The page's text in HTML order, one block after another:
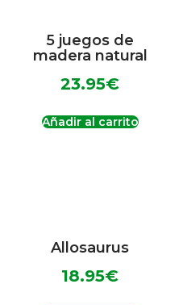
5 juegos de
madera natural
23.95€
Añadir al carrito
Allosaurus
18.95€